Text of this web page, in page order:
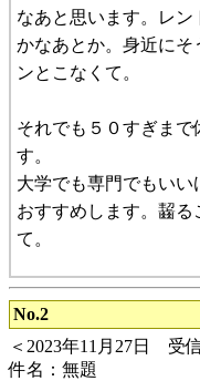
なあと思います。レ
かなあとか。身近に
ンとこなくて。
それでも５０すぎまで
す。
大学でも専門でもい
おすすめします。齧
て。
No.2
＜2023年11月27日 受
件名：無題